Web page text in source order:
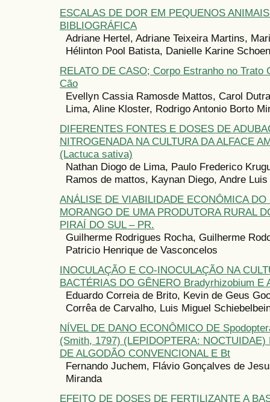
ESCALAS DE DOR EM PEQUENOS
BIBLIOGRÁFICA
Adriane Hertel, Adriane Teixeira Martins,
Hélinton Pool Batista, Danielle Karine
RELATO DE CASO; Corpo Estranho no Trato
Cão
Evellyn Cassia Ramosde Mattos, Carol
Lima, Aline Kloster, Rodrigo Antonio Borto
DIFERENTES FONTES E DOSES DE
NITROGENADA NA CULTURA DA ALFACE
(Lactuca sativa)
Nathan Diogo de Lima, Paulo Frederico
Ramos de mattos, Kaynan Diego, Andre
ANÁLISE DE VIABILIDADE ECONÔMICA DO
MORANGO DE UMA PRODUTORA RURAL
PIRAÍ DO SUL – PR.
Guilherme Rodrigues Rocha, Guilherme
Patricio Henrique de Vasconcelos
INOCULAÇÃO E CO-INOCULAÇÃO NA
BACTÉRIAS DO GÊNERO Bradyrhizobium E
Eduardo Correia de Brito, Kevin de Geus
Corrêa de Carvalho, Luis Miguel
NÍVEL DE DANO ECONÔMICO DE
(Smith, 1797) (LEPIDOPTERA: NOCTUIDAE)
DE ALGODÃO CONVENCIONAL E Bt
Fernando Juchem, Flávio Gonçalves de
Miranda
EFEITO DE DOSES DE FERTILIZANTE A